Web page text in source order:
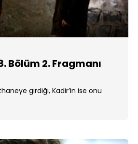
Bölüm 2. Fragmanı
girdiği, Kadir’in ise onu